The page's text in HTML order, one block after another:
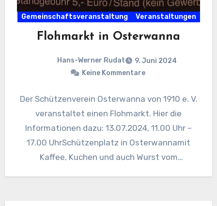
Gemeinschaftsveranstaltung Veranstaltungen
Flohmarkt in Osterwanna
Hans-Werner Rudat
9. Juni 2024
Keine Kommentare
Der Schützenverein Osterwanna von 1910 e. V.
veranstaltet einen Flohmarkt. Hier die
Informationen dazu: 13.07.2024, 11.00 Uhr –
17.00 UhrSchützenplatz in Osterwannamit
Kaffee, Kuchen und auch Wurst vom